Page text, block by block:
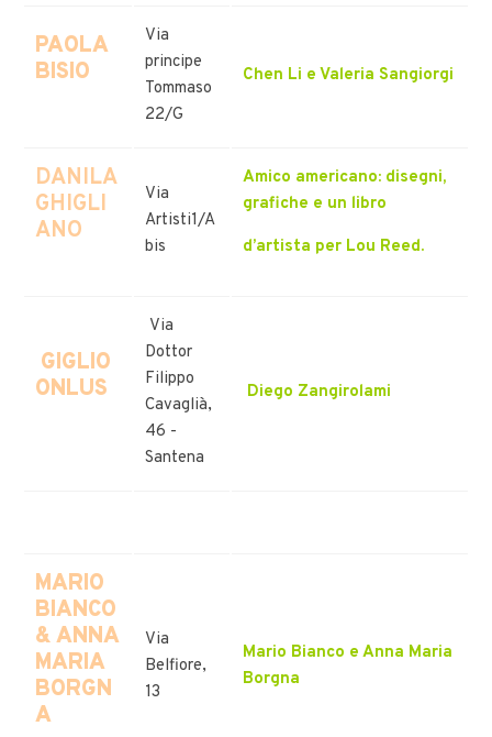
PAOLA
BISIO
Via
principe
Tommaso
22/G
Chen Li e Valeria Sangiorgi
DANILA
GHIGLI
ANO
Via
Artisti1/A
bis
Amico americano: disegni,
grafiche e un libro
d’artista per Lou Reed.
GIGLIO
ONLUS
Via
Dottor
Filippo
Cavaglià,
46 -
Santena
Diego Zangirolami
MARIO
BIANCO
& ANNA
MARIA
BORGN
A
Via
Belfiore,
13
Mario Bianco e Anna Maria
Borgna